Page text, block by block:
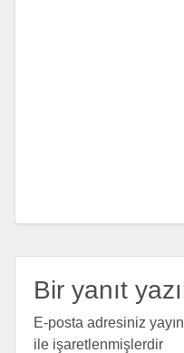
Bir yanıt
E-posta adresiniz
ile işaretlenmişlerdir